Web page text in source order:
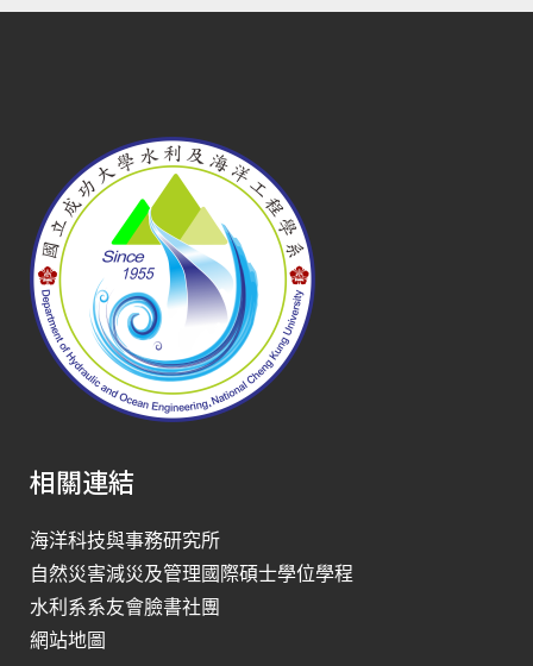
相關連結
海洋科技與事務研究所
自然災害減災及管理國際碩士學位學程
水利系系友會臉書社團
網站地圖